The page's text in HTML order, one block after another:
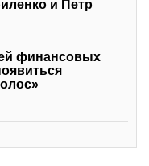
и Петр
финансовых